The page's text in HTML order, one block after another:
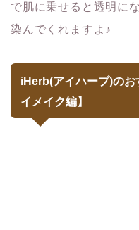
で肌に乗せると透明に
染んでくれますよ♪
iHerb(アイハーブ)の
イメイク編】